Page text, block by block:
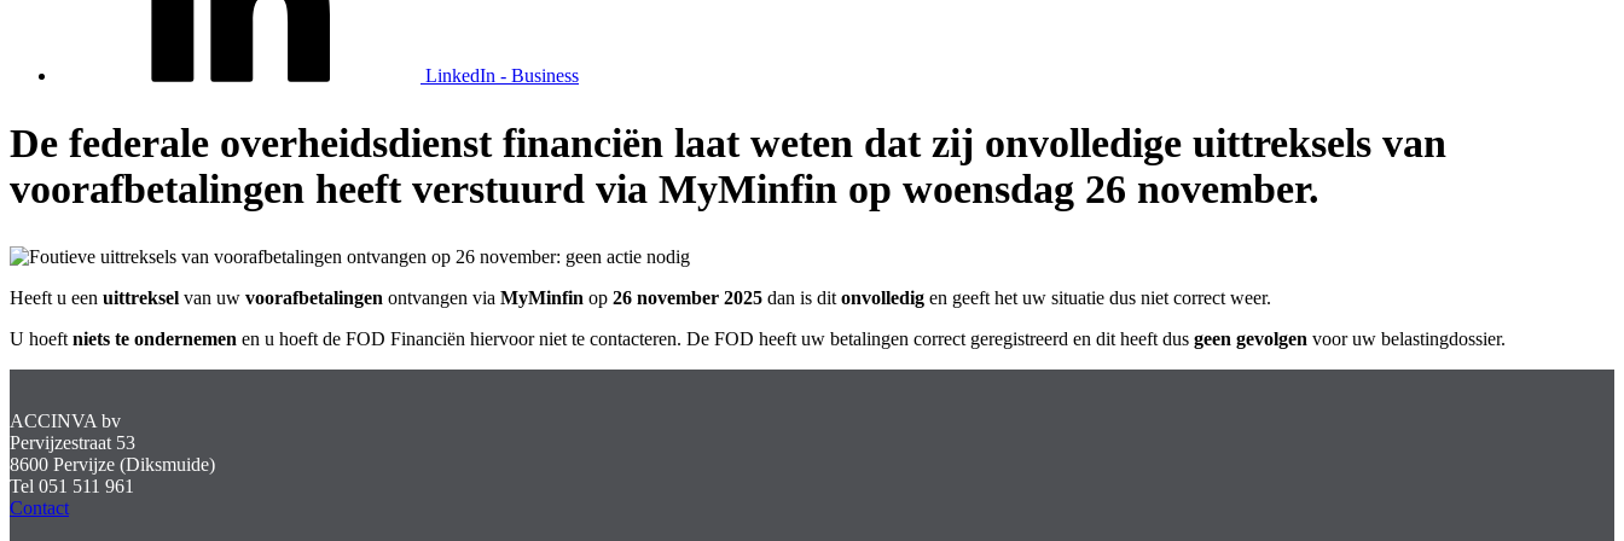
LinkedIn - Business
De federale overheidsdienst financiën laat weten dat zij onvolledige uittreksels van
voorafbetalingen heeft verstuurd via MyMinfin op woensdag 26 november.
Heeft u een uittreksel van uw voorafbetalingen ontvangen via MyMinfin op 26 november 2025 dan is dit onvolledig en geeft het uw situatie dus niet correct weer.
U hoeft niets te ondernemen en u hoeft de FOD Financiën hiervoor niet te contacteren. De FOD heeft uw betalingen correct geregistreerd en dit heeft dus geen gevolgen voor uw belastingdossier.
ACCINVA bv
Pervijzestraat 53
8600 Pervijze (Diksmuide)
Tel 051 511 961
Contact